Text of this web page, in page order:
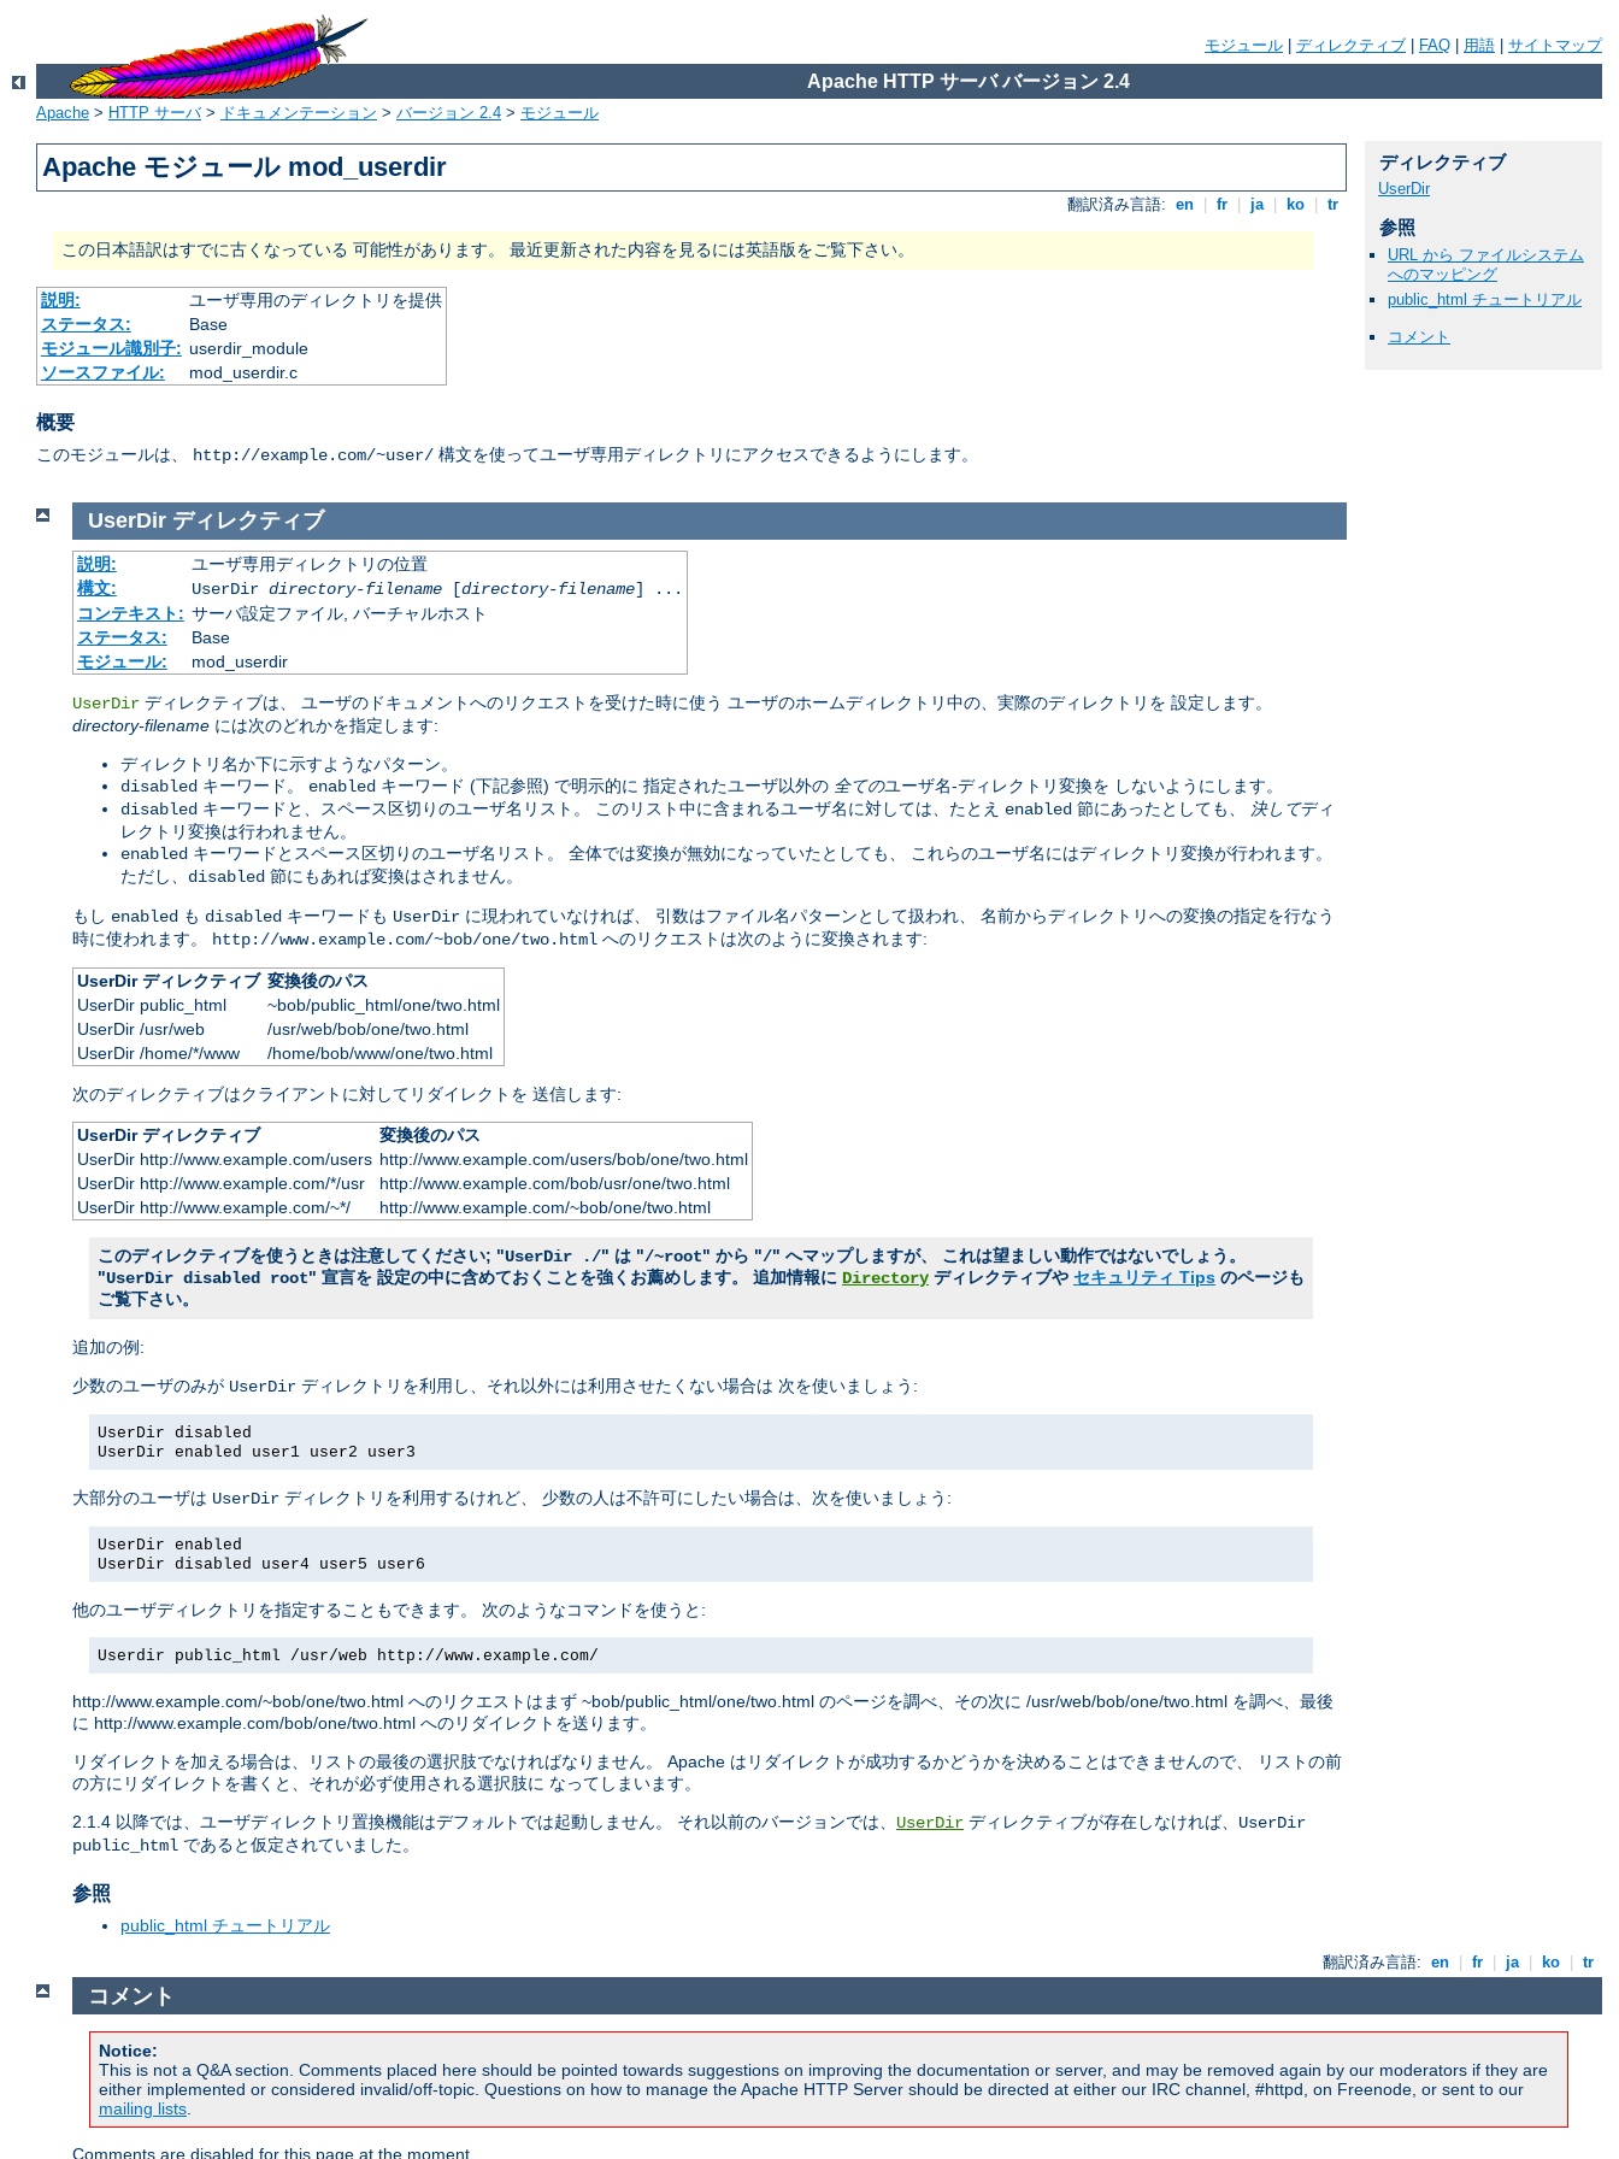
モジュール ディレクティブ FAQ 用語 サイトマップ
Apache HTTP サーバ バージョン 2.4
Apache > HTTP サーバ> ドキュメンテーション > バージョン 2.4 > モジュール
Apache モジュール mod_userdir
翻訳済み言語: en fr ja ko tr
この日本語訳はすでに古くなっている 可能性があります。 最近更新された内容を見るには英語版をご覧下さい。
説明:
ユーザ専用のディレクトリを提供
ステータス:
Base
モジュール識別子: userdir_module
ソースファイル:
mod_userdir.c
概要
このモジュールは、 http://example.com/~user/ 構文を使ってユーザ専用ディレクトリにアクセスできるようにします。
ディレクティブ
UserDir
参照
URL から ファイルシステム
へのマッピング
public_html チュートリアル
コメント
UserDir ディレクティブ
説明:
ユーザ専用ディレクトリの位置
構文:
UserDir directory-filename[directory-filename] ...
コンテキスト: サーバ設定ファイル, バーチャルホスト
ステータス:
Base
モジュール:
mod_userdir
UserDir ディレクティブは、 ユーザのドキュメントへのリクエストを受けた時に使う ユーザのホームディレクトリ中の、実際のディレクトリを 設定します。
directory-filename には次のどれかを指定します:
ディレクトリ名か下に示すようなパターン。
disabled キーワード。 enabled キーワード (下記参照) で明示的に 指定されたユーザ以外の 全てのユーザ名-ディレクトリ変換を しないようにします。
disabled キーワードと、スペース区切りのユーザ名リスト。 このリスト中に含まれるユーザ名に対しては、たとえ enabled 節にあったとしても、 決してディ
レクトリ変換は行われません。
enabled キーワードとスペース区切りのユーザ名リスト。 全体では変換が無効になっていたとしても、 これらのユーザ名にはディレクトリ変換が行われます。
ただし、 disabled 節にもあれば変換はされません。
もし enabled も disabled キーワードも UserDir に現われていなければ、 引数はファイル名パターンとして扱われ、 名前からディレクトリへの変換の指定を行なう
時に使われます。
http://www.example.com/~bob/one/two.html へのリクエストは次のように変換されます:
UserDir ディレクティブ 変換後のパス
UserDir public_html
~bob/public_html/one/two.html
UserDir /usr/web
/usr/web/bob/one/two.html
UserDir /home/*/www
/home/bob/www/one/two.html
次のディレクティブはクライアントに対してリダイレクトを 送信します:
UserDir ディレクティブ
変換後のパス
UserDir http://www.example.com/users http://www.example.com/users/bob/one/two.html
UserDir http://www.example.com/*/usr
http://www.example.com/bob/usr/one/two.html
UserDir http://www.example.com/~*/
http://www.example.com/~bob/one/two.html
このディレクティブを使うときは注意してください; "UserDir ./" は "/~root" から "/" へマップしますが、 これは望ましい動作ではないでしょう。
"UserDir disabled root" 宣言を 設定の中に含めておくことを強くお薦めします。 追加情報に Directory ディレクティブや セキュリティ Tips のページも
ご覧下さい。
追加の例:
少数のユーザのみが UserDir ディレクトリを利用し、それ以外には利用させたくない場合は 次を使いましょう:
UserDir disabled
UserDir enabled user1 user2 user3
大部分のユーザは UserDir ディレクトリを利用するけれど、 少数の人は不許可にしたい場合は、次を使いましょう:
UserDir enabled
UserDir disabled user4 user5 user6
他のユーザディレクトリを指定することもできます。 次のようなコマンドを使うと:
Userdir public_html /usr/web http://www.example.com/
http://www.example.com/~bob/one/two.html へのリクエストはまず ~bob/public_html/one/two.html のページを調べ、その次に /usr/web/bob/one/two.html を調べ、最後
に http://www.example.com/bob/one/two.html へのリダイレクトを送ります。
リダイレクトを加える場合は、リストの最後の選択肢でなければなりません。 Apache はリダイレクトが成功するかどうかを決めることはできませんので、 リストの前
の方にリダイレクトを書くと、それが必ず使用される選択肢に なってしまいます。
2.1.4 以降では、ユーザディレクトリ置換機能はデフォルトでは起動しません。 それ以前のバージョンでは、 UserDir ディレクティブが存在しなければ、 UserDir
public_html であると仮定されていました。
参照
public_html チュートリアル
翻訳済み言語: en fr ja ko tr
コメント
Notice:
This is not a Q&A section. Comments placed here should be pointed towards suggestions on improving the documentation or server, and may be removed again by our moderators if they are
either implemented or considered invalid/off-topic. Questions on how to manage the Apache HTTP Server should be directed at either our IRC channel, #httpd, on Freenode, or sent to our
mailing lists.
Comments are disabled for this page at the moment.